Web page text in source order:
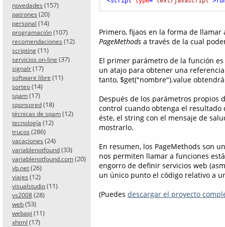
novedades (157)
patrones (20)
personal (14)
programación (107)
recomendaciones (12)
scripting (11)
servicios on-line (37)
signalr (17)
software libre (11)
sorteo (14)
spam (17)
sponsored (18)
técnicas de spam (12)
tecnología (12)
trucos (286)
vacaciones (24)
variablenotfound (33)
variablenotfound.com (20)
vb.net (26)
viajes (12)
visualstudio (11)
vs2008 (28)
web (53)
webapi (11)
xhtml (17)
Primero, fijaos en la forma de llamar
PageMethods a través de la cual
El primer parámetro de la función
un atajo para obtener una
tanto, $get("nombre").value
Después de los parámetros propios
control cuando obtenga el
éste, el string con el mensaje de
mostrarlo.
En resumen, los PageMethods son
nos permiten llamar a funciones
engorro de definir servicios web
un único punto el código relativo a
(Puedes descargar el proyecto